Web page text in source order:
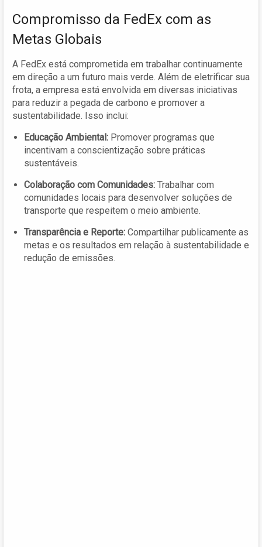
Compromisso da FedEx com as
Metas Globais
A FedEx está comprometida em trabalhar continuamente
em direção a um futuro mais verde. Além de eletrificar sua
frota, a empresa está envolvida em diversas iniciativas
para reduzir a pegada de carbono e promover a
sustentabilidade. Isso inclui:
Educação Ambiental: Promover programas que
incentivam a conscientização sobre práticas
sustentáveis.
Colaboração com Comunidades: Trabalhar com
comunidades locais para desenvolver soluções de
transporte que respeitem o meio ambiente.
Transparência e Reporte: Compartilhar publicamente as
metas e os resultados em relação à sustentabilidade e
redução de emissões.